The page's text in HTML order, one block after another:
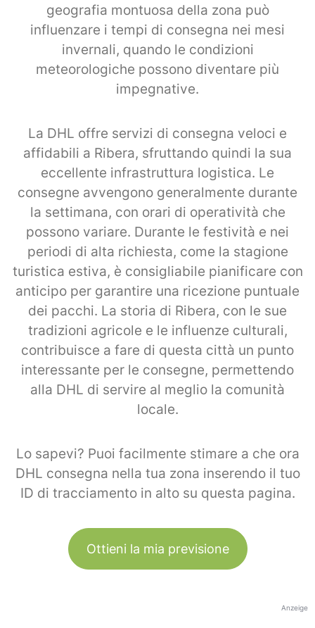
geografia montuosa della zona può
influenzare i tempi di consegna nei mesi
invernali, quando le condizioni
meteorologiche possono diventare più
impegnative.
La DHL offre servizi di consegna veloci e
affidabili a Ribera, sfruttando quindi la sua
eccellente infrastruttura logistica. Le
consegne avvengono generalmente durante
la settimana, con orari di operatività che
possono variare. Durante le festività e nei
periodi di alta richiesta, come la stagione
turistica estiva, è consigliabile pianificare con
anticipo per garantire una ricezione puntuale
dei pacchi. La storia di Ribera, con le sue
tradizioni agricole e le influenze culturali,
contribuisce a fare di questa città un punto
interessante per le consegne, permettendo
alla DHL di servire al meglio la comunità
locale.
Lo sapevi? Puoi facilmente stimare a che ora
DHL consegna nella tua zona inserendo il tuo
ID di tracciamento in alto su questa pagina.
Ottieni la mia previsione
Anzeige